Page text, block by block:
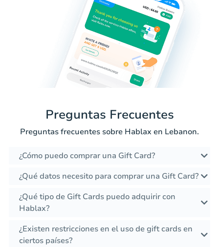
Preguntas Frecuentes
Preguntas frecuentes sobre Hablax en Lebanon.
¿Cómo puedo comprar una Gift Card?
¿Qué datos necesito para comprar una Gift Card?
¿Qué tipo de Gift Cards puedo adquirir con
Hablax?
¿Existen restricciones en el uso de gift cards en
ciertos países?